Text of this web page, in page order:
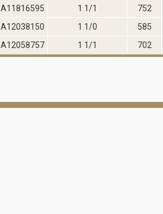
A11816595 1 1/1
752
A12038150 1 1/0
585
A12058757 1 1/1 702